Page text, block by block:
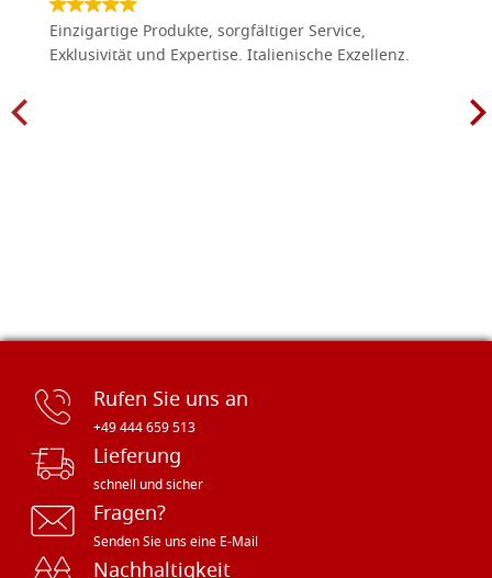
Einzigartige Produkte, sorgfältiger Service,
Exklusivität und Expertise. Italienische Exzellenz.
Rufen Sie uns an
+49 444 659 513
Lieferung
schnell und sicher
Fragen?
Senden Sie uns eine E-Mail